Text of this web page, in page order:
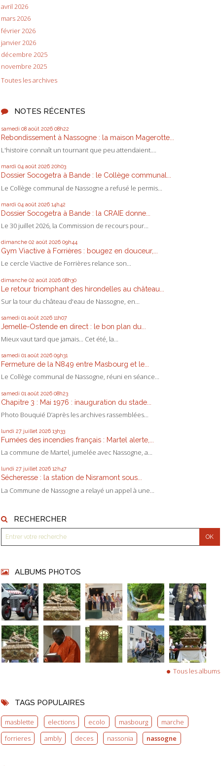
avril 2026
mars 2026
février 2026
janvier 2026
décembre 2025
novembre 2025
Toutes les archives
NOTES RÉCENTES
samedi 08 août 2026 08h22
Rebondissement à Nassogne : la maison Magerotte...
L'histoire connaît un tournant que peu attendaient....
mardi 04 août 2026 20h03
Dossier Socogetra à Bande : le Collège communal...
Le Collège communal de Nassogne a refusé le permis...
mardi 04 août 2026 14h42
Dossier Socogetra à Bande : la CRAIE donne...
Le 30 juillet 2026, la Commission de recours pour...
dimanche 02 août 2026 09h44
Gym Viactive à Forrières : bougez en douceur,...
Le cercle Viactive de Forrières relance son...
dimanche 02 août 2026 08h30
Le retour triomphant des hirondelles au château...
Sur la tour du château d'eau de Nassogne, en...
samedi 01 août 2026 11h07
Jemelle-Ostende en direct : le bon plan du...
Mieux vaut tard que jamais... Cet été, la...
samedi 01 août 2026 09h31
Fermeture de la N849 entre Masbourg et le...
Le Collège communal de Nassogne, réuni en séance...
samedi 01 août 2026 08h23
Chapitre 3 : Mai 1976 : inauguration du stade...
Photo Bouquié D’après les archives rassemblées...
lundi 27 juillet 2026 13h33
Fumées des incendies français : Martel alerte,...
La commune de Martel, jumelée avec Nassogne, a...
lundi 27 juillet 2026 12h47
Sécheresse : la station de Nisramont sous...
La Commune de Nassogne a relayé un appel à une...
RECHERCHER
ALBUMS PHOTOS
Tous les albums
TAGS POPULAIRES
masblette elections ecolo masbourg
marche
forrieres
ambly deces nassonia nassogne